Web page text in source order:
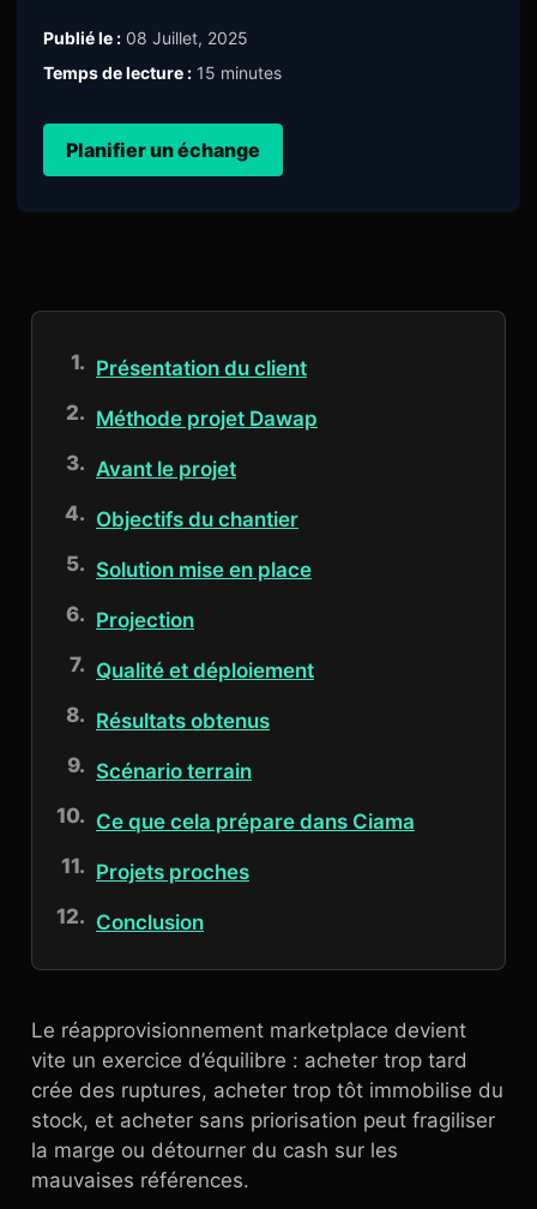
Publié le : 08 Juillet, 2025
Temps de lecture : 15 minutes
Planifier un échange
Présentation du client
Méthode projet Dawap
Avant le projet
Objectifs du chantier
Solution mise en place
Projection
Qualité et déploiement
Résultats obtenus
Scénario terrain
Ce que cela prépare dans Ciama
Projets proches
Conclusion
Le réapprovisionnement marketplace devient
vite un exercice d’équilibre : acheter trop tard
crée des ruptures, acheter trop tôt immobilise du
stock, et acheter sans priorisation peut fragiliser
la marge ou détourner du cash sur les
mauvaises références.